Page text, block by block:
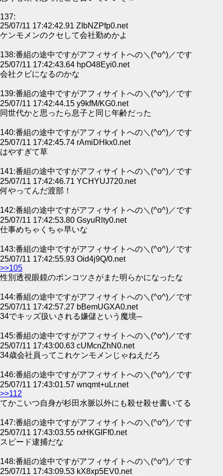
137:
25/07/11 17:42:42.91 ZIbNZPfp0.net
ケンモメンのクセして会社勤めかよ
138:番組の途中ですがアフィサイトへの＼(^o^)／です
25/07/11 17:42:43.64 hpO48Eyi0.net
会社クビになるのかな
139:番組の途中ですがアフィサイトへの＼(^o^)／です
25/07/11 17:42:44.15 y9kfM/KG0.net
同世代かと思ったら息子と同じ年齢だった
140:番組の途中ですがアフィサイトへの＼(^o^)／です
25/07/11 17:42:45.74 rAmiDHkx0.net
はやすぎて草
141:番組の途中ですがアフィサイトへの＼(^o^)／です
25/07/11 17:42:46.71 YCHYUJ720.net
何やってんだ渡部！
142:番組の途中ですがアフィサイトへの＼(^o^)／です
25/07/11 17:42:53.80 GsyuRlty0.net
仕事めちゃくちゃ早いな
143:番組の途中ですがアフィサイトへの＼(^o^)／です
25/07/11 17:42:55.93 Oid4j9Q/0.net
>>105
性別透視眼鏡のポンコツさがまた明らかになったな
144:番組の途中ですがアフィサイトへの＼(^o^)／です
25/07/11 17:42:57.27 bBemUGXA0.net
34でキッズ扱いされる嫌儲という魔境─
145:番組の途中ですがアフィサイトへの＼(^o^)／です
25/07/11 17:43:00.63 cUMcnZhN0.net
34歳会社員ってこれケンモメンじゃねえだろ
146:番組の途中ですがアフィサイトへの＼(^o^)／です
25/07/11 17:43:01.57 wnqmt+uLr.net
>>112
てかこいつ自身が杉田水脈以外にも殺せ殺せ書いてる
147:番組の途中ですがアフィサイトへの＼(^o^)／です
25/07/11 17:43:03.55 rxHKGIFf0.net
スピード逮捕だな
148:番組の途中ですがアフィサイトへの＼(^o^)／です
25/07/11 17:43:09.53 kX8xp5EV0.net